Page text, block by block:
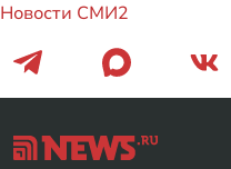
Новости СМИ2